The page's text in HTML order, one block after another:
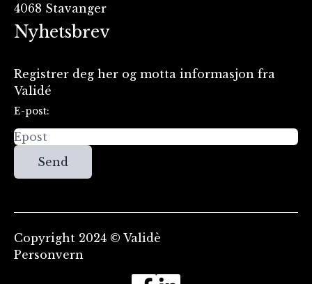
4068 Stavanger
Nyhetsbrev
Registrer deg her og motta informasjon fra
Validé
E-post:
Send
Copyright 2024 © Validè
Personvern